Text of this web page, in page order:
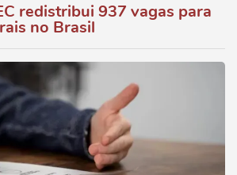
redistribui 937 vagas para
no Brasil